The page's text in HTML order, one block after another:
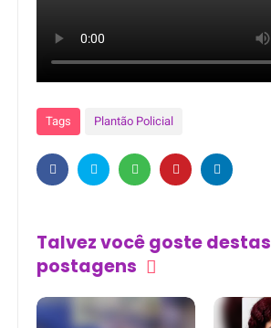
Tags Plantão Policial
Talvez você goste destas
postagens